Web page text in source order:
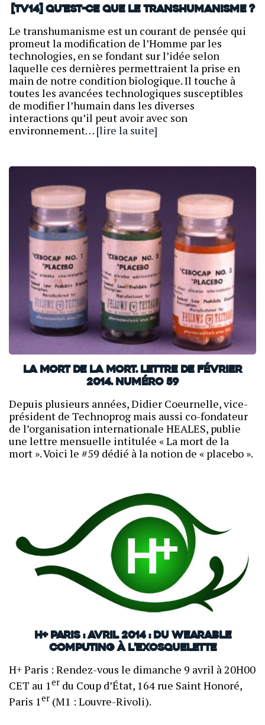
[TV14] Qu'est-ce que le transhumanisme ?
Le transhumanisme est un courant de pensée qui
promeut la modification de l’Homme par les
technologies, en se fondant sur l’idée selon
laquelle ces dernières permettraient la prise en
main de notre condition biologique. Il touche à
toutes les avancées technologiques susceptibles
de modifier l’humain dans les diverses
interactions qu’il peut avoir avec son
environnement… [lire la suite]
La mort de la mort. Lettre de février
2014. Numéro 59
Depuis plusieurs années, Didier Coeurnelle, vice-
président de Technoprog mais aussi co-fondateur
de l’organisation internationale HEALES, publie
une lettre mensuelle intitulée « La mort de la
mort ». Voici le #59 dédié à la notion de « placebo ».
H+ Paris : avril 2014 : Du wearable
computing à l’exosquelette
H+ Paris : Rendez-vous le dimanche 9 avril à 20H00
CET au 1er du Coup d’État, 164 rue Saint Honoré,
Paris 1er (M1 : Louvre-Rivoli).